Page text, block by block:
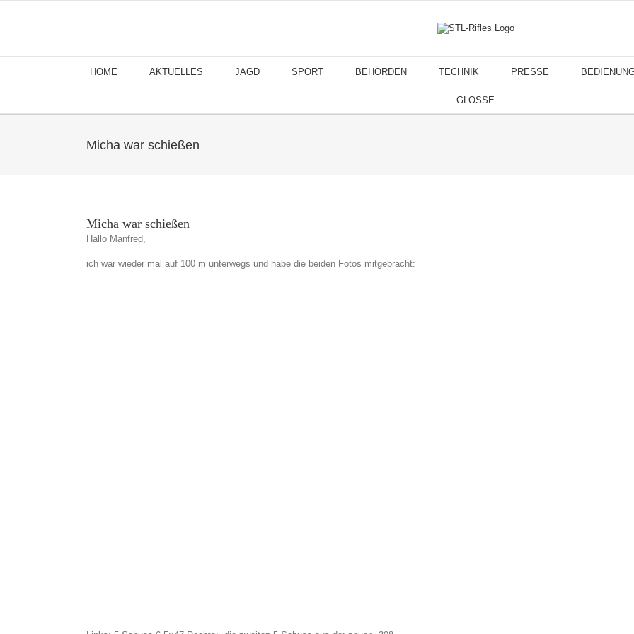
HOME AKTUELLES JAGD SPORT BEHÖRDEN TECHNIK PRESSE
GLOSSE
Micha war schießen
Micha war schießen
Hallo Manfred,
ich war wieder mal auf 100 m unterwegs und habe die beiden Fotos mitgebracht: